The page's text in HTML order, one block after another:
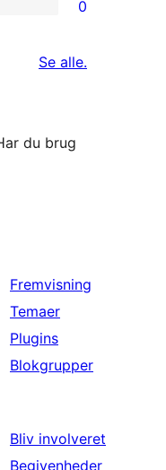
0
Se alleanmeldelser
.
du brug
Fremvisning
Temaer
Plugins
Blokgrupper
Bliv involveret
Begivenheder